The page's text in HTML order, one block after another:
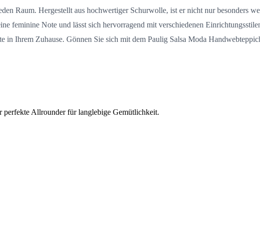
Raum. Hergestellt aus hochwertiger Schurwolle, ist er nicht nur besonders
feminine Note und lässt sich hervorragend mit verschiedenen
Ihrem Zuhause. Gönnen Sie sich mit dem Paulig Salsa Moda
perfekte Allrounder für langlebige Gemütlichkeit.